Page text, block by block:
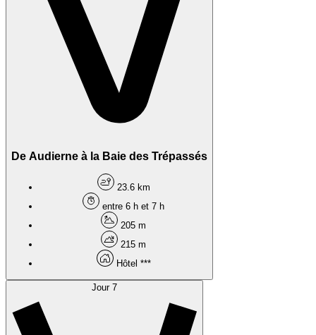
De Audierne à la Baie des Trépassés
23.6 km
entre 6 h et 7 h
205 m
215 m
Hôtel ***
Jour 7